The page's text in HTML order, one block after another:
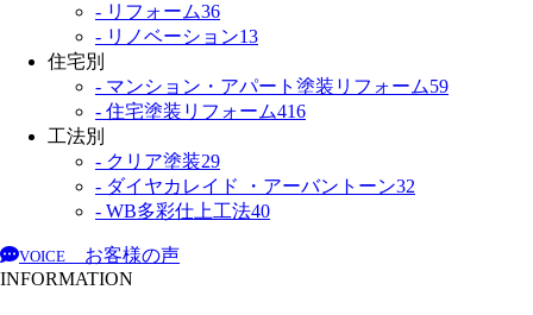
- リフォーム36
- リノベーション13
住宅別
- マンション・アパート塗装リフォーム59
- 住宅塗装リフォーム416
工法別
- クリア塗装29
- ダイヤカレイド ・アーバントーン32
- WB多彩仕上工法40
VOICE
お客様の声
INFORMATION